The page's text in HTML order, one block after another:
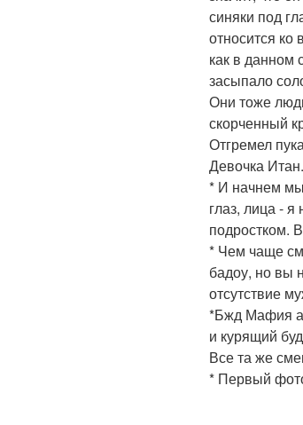
синяки под
относится
как в данном
засыпало
Они тоже
скорченный
Отгремел
Девочка Итан.
* И начнем
глаз, лица -
подростком.
* Чем чаще
бадоу, но вы
отсутствие
*Бжд Мафия
и курящий
Все та же
* Первый